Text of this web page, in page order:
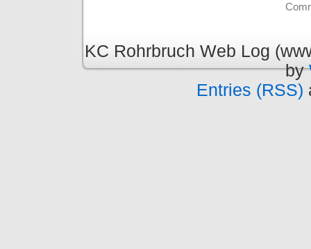
KC Rohrbruch Web Log
by
Entries (RSS)